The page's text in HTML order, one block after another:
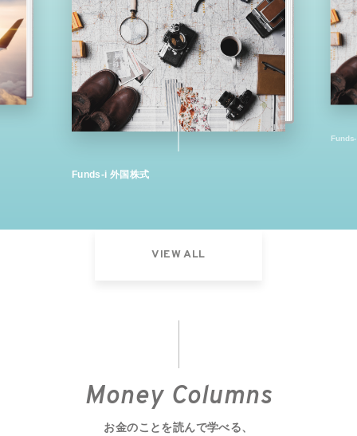
Funds-i 外国株式
VIEW ALL
Money Columns
お金のことを読んで学べる、